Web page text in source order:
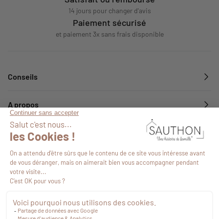
14 jours pour changer d'avis
Paiement sécurisé
et paiement 3x sans frais disponible
Conseils
A propos
Services
Suivez-nous